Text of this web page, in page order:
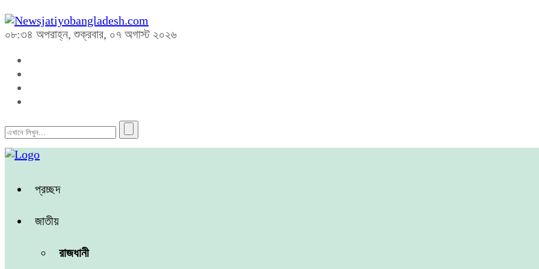
০৮:৩৪ অপরাহ্ন, শুক্রবার, ০৭ অগাস্ট ২০২৬
প্রচ্ছদ
জাতীয়
রাজধানী